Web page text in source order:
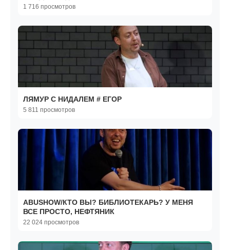
1 716 просмотров
ЛЯМУР С НИДАЛЕМ # ЕГОР
5 811 просмотров
ABUSHOW/КТО ВЫ? БИБЛИОТЕКАРЬ? У МЕНЯ
ВСЕ ПРОСТО, НЕФТЯНИК
22 024 просмотров